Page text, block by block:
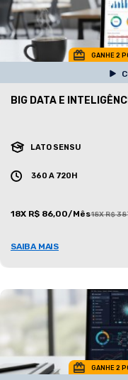
GANHE 2
BIG DATA E
LATO SENSU
360 A 720H
18X R$ 86,00/Mês18X R$
SAIBA MAIS
GANHE 2